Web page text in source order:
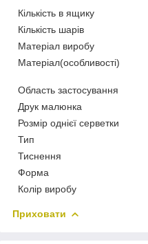
Кількість в ящику
Кількість шарів
Матеріал виробу
Матеріал(особливості)
Область застосування
Друк малюнка
Розмір однієї серветки
Тип
Тиснення
Форма
Колір виробу
Приховати